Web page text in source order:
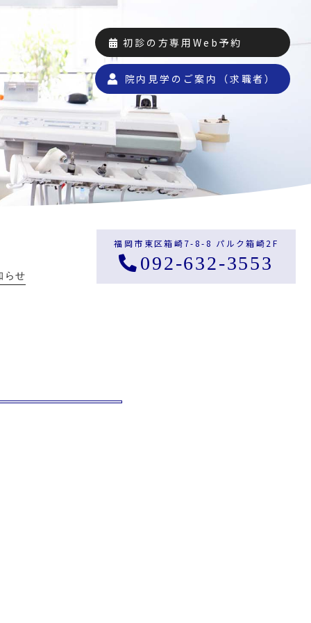
らせ
初診の方専用Web予約
院内見学のご案内（求職者）
福岡市東区箱崎7-8-8 パルク箱崎2F
092-632-3553